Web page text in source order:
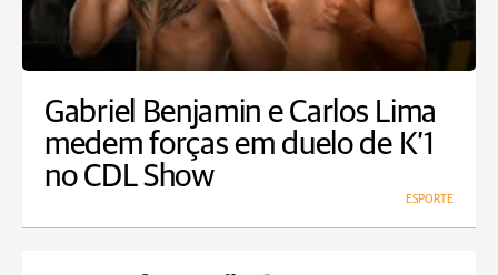
Gabriel Benjamin e Carlos Lima
medem forças em duelo de K’1
no CDL Show
ESPORTE